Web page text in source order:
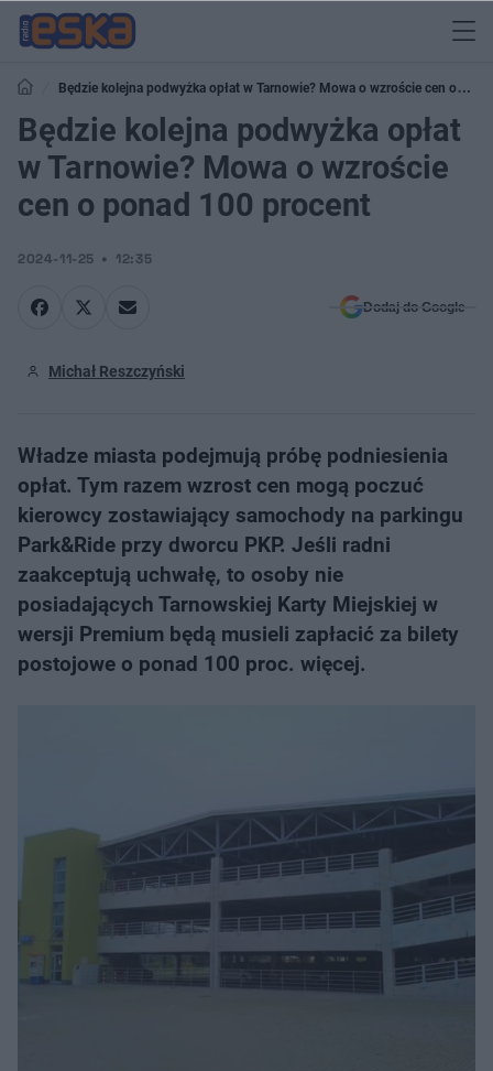
Będzie kolejna podwyżka opłat w Tarnowie? Mowa o wzroście cen o
ponad 100 procent
Będzie kolejna podwyżka opłat
w Tarnowie? Mowa o wzroście
cen o ponad 100 procent
2024-11-25 12:35
Dodaj do Google
Michał Reszczyński
Władze miasta podejmują próbę podniesienia
opłat. Tym razem wzrost cen mogą poczuć
kierowcy zostawiający samochody na parkingu
Park&Ride przy dworcu PKP. Jeśli radni
zaakceptują uchwałę, to osoby nie
posiadających Tarnowskiej Karty Miejskiej w
wersji Premium będą musieli zapłacić za bilety
postojowe o ponad 100 proc. więcej.